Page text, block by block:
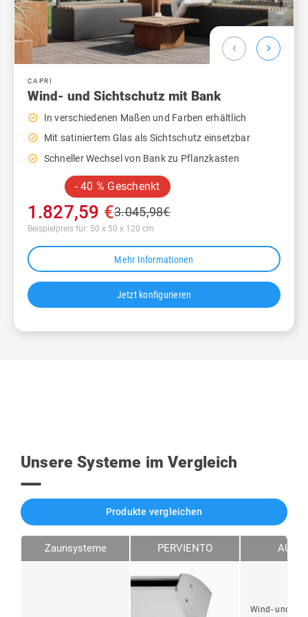
chevron_left chevron_right
CAPRI
Wind- und Sichtschutz mit Bank
check_circle_outline In verschiedenen Maßen und Farben erhältlich
check_circle_outline Mit satiniertem Glas als Sichtschutz einsetzbar
check_circle_outline Schneller Wechsel von Bank zu Pflanzkasten
- 40 % Geschenkt
3.045,98€
1.827,59 €
Beispielpreis für: 50 x 50 x 120 cm
Mehr Informationen
Jetzt konfigurieren
Unsere Systeme im Vergleich
Produkte vergleichen
Zaunsysteme PERVIENTO
Wind- und